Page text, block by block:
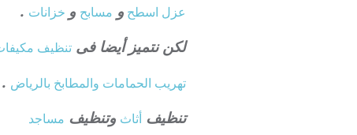
عزل اسطح و مسابح و خزانات .
لكن نتميز أيضا فى تنظيف
تهريب الحمامات والمطابخ بالرياض .
تنظيف أثاث وتنظيف مساجد